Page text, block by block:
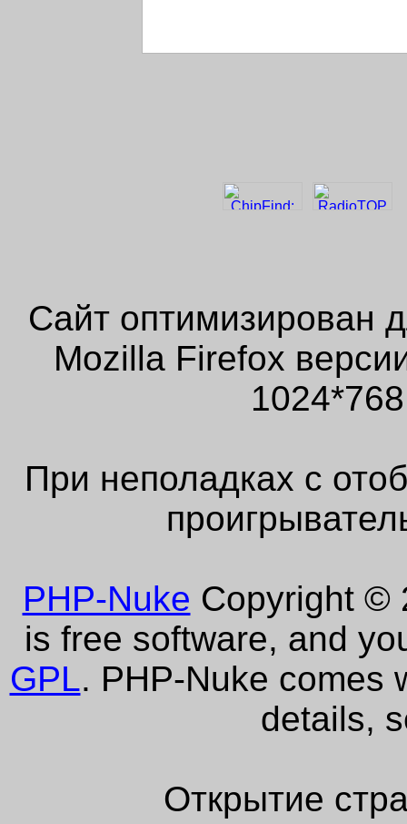
Сайт оптимизирован
Mozilla Firefox
При неполадках с
PHP-Nuke Copyright ©
is free software, and
GPL. PHP-Nuke comes
details,
Открытие